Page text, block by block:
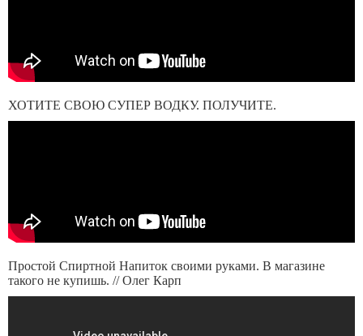
ХОТИТЕ СВОЮ СУПЕР ВОДКУ. ПОЛУЧИТЕ.
Простой Спиртной Напиток своими руками. В магазине
такого не купишь. // Олег Карп